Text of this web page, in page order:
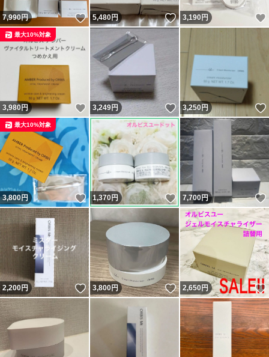
7,990円 いいね！
5,480円 いいね！
3,190円
3,980円 いいね！
最大10%対象
3,249円 いいね！
3,250円
3,800円 いいね！
最大10%対象
1,370円 いいね！
7,700円
2,200円 いいね！
3,800円 いいね！
2,650円